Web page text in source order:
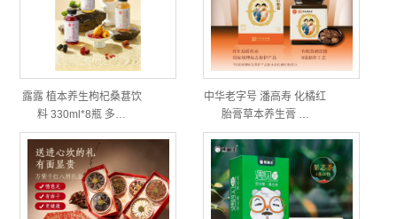
露露 植本养生枸杞桑葚饮
料 330ml*8瓶 多…
中华老字号 潘高寿 化橘红
胎膏草本养生膏 …